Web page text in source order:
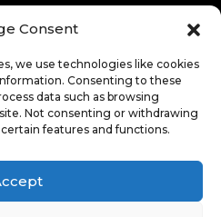
Consent
we use technologies like cookies
Consenting to these
data such as browsing
Not consenting or withdrawing
features and functions.